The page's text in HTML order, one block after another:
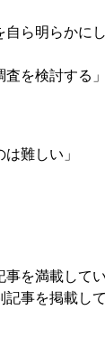
ら明らかにし
査を検討する
難しい」
を満載して
記事を掲載し